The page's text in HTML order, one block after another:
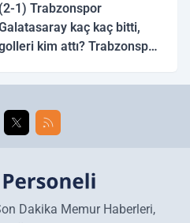
(2-1) Trabzonspor
kaç kaç bitti,
kim attı? Trabzonspor
Dakika Memur Haberleri,